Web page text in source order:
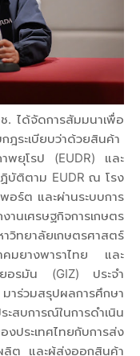
ได้จัดการสัมมนาเพื่อ
ฎระเบียบว่าด้วยสินค้า
พยุโรป (EUDR) และ
ฏิบัติตาม EUDR ณ โรง
อร์ต และผ่านระบบการ
นเศรษฐกิจการเกษตร
วิทยาลัยเกษตรศาสตร์
คมยางพาราไทย และ
เยอรมัน (GIZ) ประจำ
าร่วมสรุปผลการศึกษา
สบการณ์ในการดำเนิน
ประเทศไทยกับการส่ง
ลิต และผู้ส่งออกสินค้า